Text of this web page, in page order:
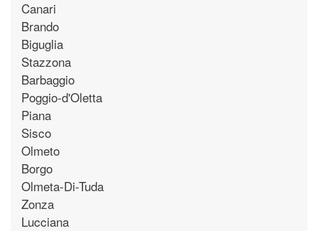
Canari
Brando
Biguglia
Stazzona
Barbaggio
Poggio-d'Oletta
Piana
Sisco
Olmeto
Borgo
Olmeta-Di-Tuda
Zonza
Lucciana